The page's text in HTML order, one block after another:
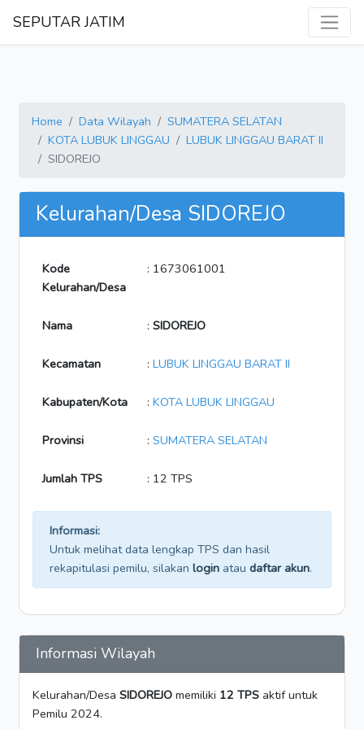
SEPUTAR JATIM
Home Data Wilayah
SUMATERA SELATAN
KOTA LUBUK LINGGAU
LUBUK LINGGAU BARAT II
SIDOREJO
Kelurahan/Desa SIDOREJO
Kode
Kelurahan/Desa
: 1673061001
Nama : SIDOREJO
Kecamatan : LUBUK LINGGAU BARAT II
Kabupaten/Kota : KOTA LUBUK LINGGAU
Provinsi : SUMATERA SELATAN
Jumlah TPS : 12 TPS
Informasi:
Untuk melihat data lengkap TPS dan hasil
rekapitulasi pemilu, silakan login atau daftar akun.
Informasi Wilayah
Kelurahan/Desa SIDOREJO memiliki 12 TPS aktif untuk
Pemilu 2024.